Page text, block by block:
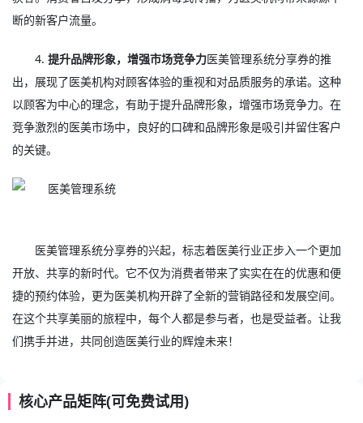
断的新客户流量。
4.提升品牌形象，增强市场竞争力医美管理系统分享券的推
出，展现了医美机构对顾客体验的重视和对品质服务的承诺。这种
以顾客为中心的理念，有助于提升品牌形象，增强市场竞争力。在
竞争激烈的医美市场中，良好的口碑和品牌形象是吸引并留住客户
的关键。
医美管理系统分享券的兴起，标志着医美行业正步入一个更加
开放、共享的新时代。它不仅为消费者带来了实实在在的优惠和便
捷的预约体验，更为医美机构开辟了全新的营销路径和发展空间。
在这个共享美丽的旅程中，每个人都是参与者，也是受益者。让我
们携手并进，共同创造医美行业的辉煌未来！
核心产品矩阵(可免费试用)